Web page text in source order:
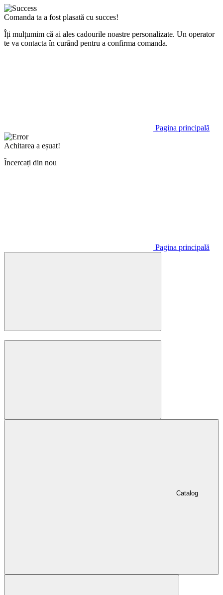
Comanda ta a fost plasată cu succes!
Îți mulțumim că ai ales cadourile noastre personalizate. Un operator
te va contacta în curând pentru a confirma comanda.
Pagina principală
Achitarea a eșuat!
Încercați din nou
Pagina principală
Catalog